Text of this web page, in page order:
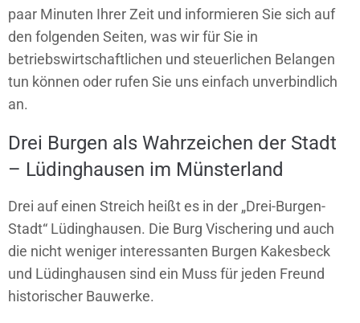
paar Minuten Ihrer Zeit und informieren Sie sich auf
den folgenden Seiten, was wir für Sie in
betriebswirtschaftlichen und steuerlichen Belangen
tun können oder rufen Sie uns einfach unverbindlich
an.
Drei Burgen als Wahrzeichen der Stadt
– Lüdinghausen im Münsterland
Drei auf einen Streich heißt es in der „Drei-Burgen-
Stadt“ Lüdinghausen. Die Burg Vischering und auch
die nicht weniger interessanten Burgen Kakesbeck
und Lüdinghausen sind ein Muss für jeden Freund
historischer Bauwerke.